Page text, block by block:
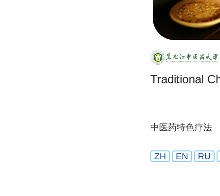
Traditional
中医药特色疗法
ZH EN RU